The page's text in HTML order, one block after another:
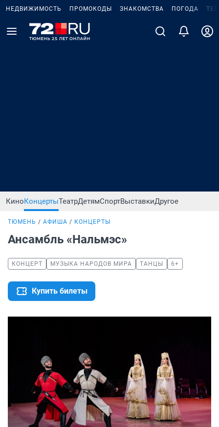
НЕДВИЖИМОСТЬ ПРОМОКОДЫ ЗНАКОМСТВА ПОГОДА
КиноКонцертыТеатрДетямСпортВыставкиДругое
ТЮМЕНЬ АФИША КОНЦЕРТЫ
Ансамбль «Нальмэс»
КОНЦЕРТ МУЗЫКА НАРОДОВ МИРА ТАНЦЫ 6+
Купить билеты